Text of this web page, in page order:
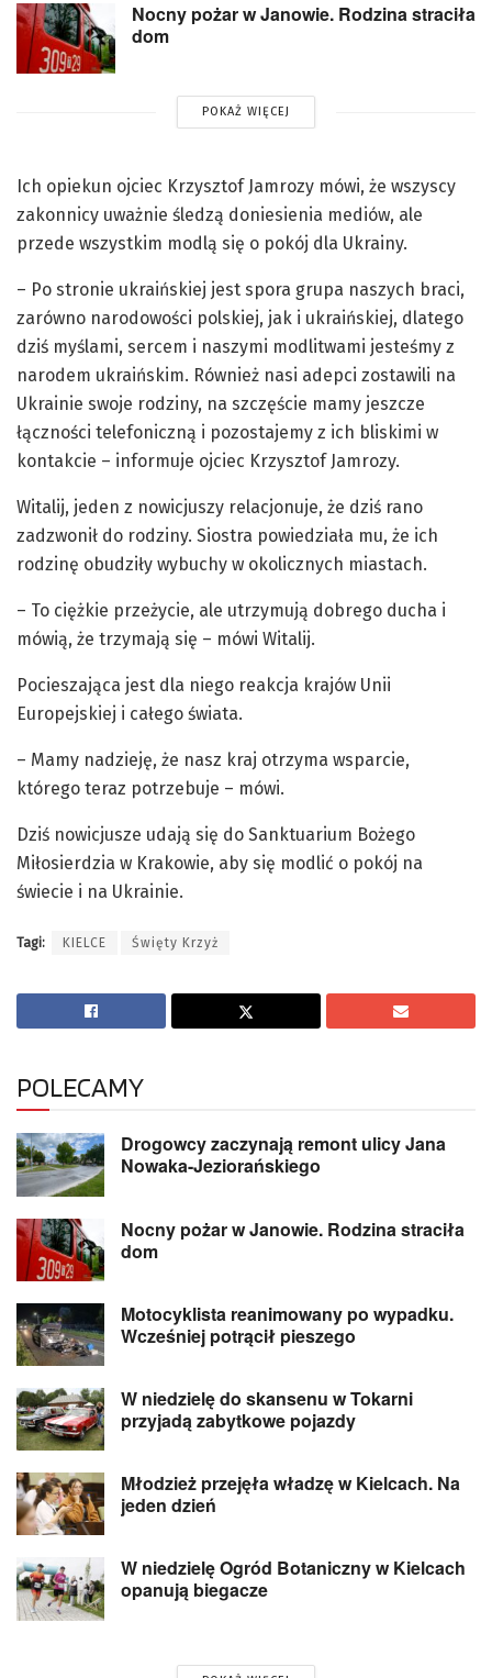
Nocny pożar w Janowie. Rodzina straciła
dom
POKAŻ WIĘCEJ
Ich opiekun ojciec Krzysztof Jamrozy mówi, że wszyscy
zakonnicy uważnie śledzą doniesienia mediów, ale
przede wszystkim modlą się o pokój dla Ukrainy.
– Po stronie ukraińskiej jest spora grupa naszych braci,
zarówno narodowości polskiej, jak i ukraińskiej, dlatego
dziś myślami, sercem i naszymi modlitwami jesteśmy z
narodem ukraińskim. Również nasi adepci zostawili na
Ukrainie swoje rodziny, na szczęście mamy jeszcze
łączności telefoniczną i pozostajemy z ich bliskimi w
kontakcie – informuje ojciec Krzysztof Jamrozy.
Witalij, jeden z nowicjuszy relacjonuje, że dziś rano
zadzwonił do rodziny. Siostra powiedziała mu, że ich
rodzinę obudziły wybuchy w okolicznych miastach.
– To ciężkie przeżycie, ale utrzymują dobrego ducha i
mówią, że trzymają się – mówi Witalij.
Pocieszająca jest dla niego reakcja krajów Unii
Europejskiej i całego świata.
– Mamy nadzieję, że nasz kraj otrzyma wsparcie,
którego teraz potrzebuje – mówi.
Dziś nowicjusze udają się do Sanktuarium Bożego
Miłosierdzia w Krakowie, aby się modlić o pokój na
świecie i na Ukrainie.
Tagi: KIELCE Święty Krzyż
POLECAMY
Drogowcy zaczynają remont ulicy Jana
Nowaka-Jeziorańskiego
Nocny pożar w Janowie. Rodzina straciła
dom
Motocyklista reanimowany po wypadku.
Wcześniej potrącił pieszego
W niedzielę do skansenu w Tokarni
przyjadą zabytkowe pojazdy
Młodzież przejęła władzę w Kielcach. Na
jeden dzień
W niedzielę Ogród Botaniczny w Kielcach
opanują biegacze